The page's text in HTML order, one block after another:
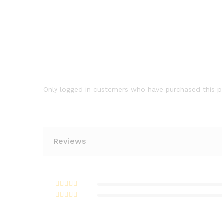
Only logged in customers who have purchased this
Reviews
Bewertet